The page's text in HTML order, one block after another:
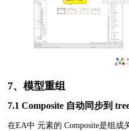
7、模型重组
7.1 Composite 自动同步到
在EA中 元素的 Composite是组成